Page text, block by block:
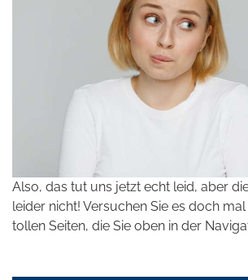
Also, das tut uns jetzt echt leid, aber
leider nicht! Versuchen Sie es doch
tollen Seiten, die Sie oben in der